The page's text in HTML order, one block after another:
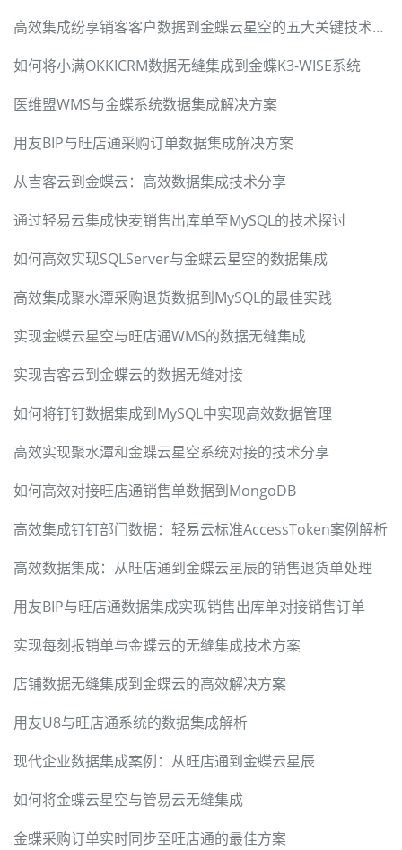
高效集成纷享销客客户数据到金蝶云星空的五大关键技术要点
如何将小满OKKICRM数据无缝集成到金蝶K3-WISE系统
医维盟WMS与金蝶系统数据集成解决方案
用友BIP与旺店通采购订单数据集成解决方案
从吉客云到金蝶云：高效数据集成技术分享
通过轻易云集成快麦销售出库单至MySQL的技术探讨
如何高效实现SQLServer与金蝶云星空的数据集成
高效集成聚水潭采购退货数据到MySQL的最佳实践
实现金蝶云星空与旺店通WMS的数据无缝集成
实现吉客云到金蝶云的数据无缝对接
如何将钉钉数据集成到MySQL中实现高效数据管理
高效实现聚水潭和金蝶云星空系统对接的技术分享
如何高效对接旺店通销售单数据到MongoDB
高效集成钉钉部门数据：轻易云标准AccessToken案例解析
高效数据集成：从旺店通到金蝶云星辰的销售退货单处理
用友BIP与旺店通数据集成实现销售出库单对接销售订单
实现每刻报销单与金蝶云的无缝集成技术方案
店铺数据无缝集成到金蝶云的高效解决方案
用友U8与旺店通系统的数据集成解析
现代企业数据集成案例：从旺店通到金蝶云星辰
如何将金蝶云星空与管易云无缝集成
金蝶采购订单实时同步至旺店通的最佳方案